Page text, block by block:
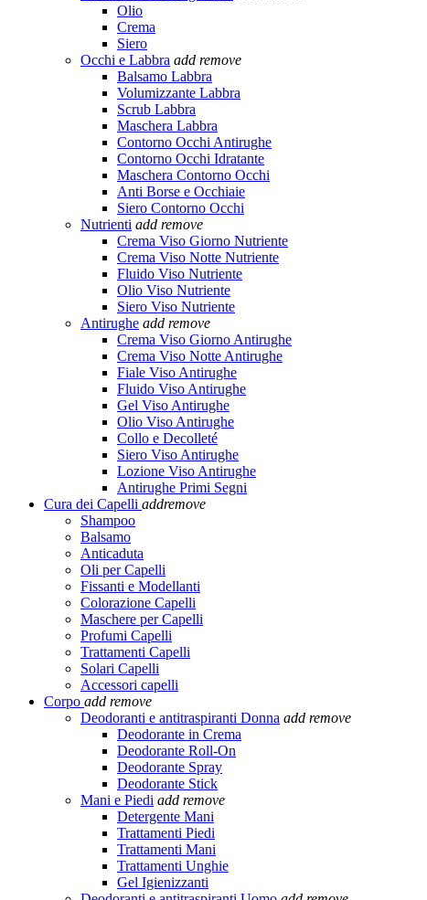
Olio
Crema
Siero
Occhi e Labbra add remove
Balsamo Labbra
Volumizzante Labbra
Scrub Labbra
Maschera Labbra
Contorno Occhi Antirughe
Contorno Occhi Idratante
Maschera Contorno Occhi
Anti Borse e Occhiaie
Siero Contorno Occhi
Nutrienti add remove
Crema Viso Giorno Nutriente
Crema Viso Notte Nutriente
Fluido Viso Nutriente
Olio Viso Nutriente
Siero Viso Nutriente
Antirughe add remove
Crema Viso Giorno Antirughe
Crema Viso Notte Antirughe
Fiale Viso Antirughe
Fluido Viso Antirughe
Gel Viso Antirughe
Olio Viso Antirughe
Collo e Decolleté
Siero Viso Antirughe
Lozione Viso Antirughe
Antirughe Primi Segni
Cura dei Capelli addremove
Shampoo
Balsamo
Anticaduta
Oli per Capelli
Fissanti e Modellanti
Colorazione Capelli
Maschere per Capelli
Profumi Capelli
Trattamenti Capelli
Solari Capelli
Accessori capelli
Corpo add remove
Deodoranti e antitraspiranti Donna add remove
Deodorante in Crema
Deodorante Roll-On
Deodorante Spray
Deodorante Stick
Mani e Piedi add remove
Detergente Mani
Trattamenti Piedi
Trattamenti Mani
Trattamenti Unghie
Gel Igienizzanti